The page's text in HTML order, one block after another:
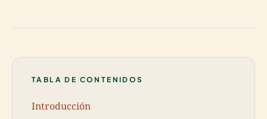
TABLA DE CONTENIDOS
Introducción